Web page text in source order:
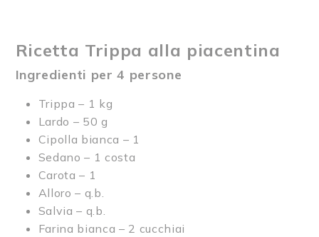
Ricetta Trippa alla piacentina
Ingredienti per 4 persone
Trippa – 1 kg
Lardo – 50 g
Cipolla bianca – 1
Sedano – 1 costa
Carota – 1
Alloro – q.b.
Salvia – q.b.
Farina bianca – 2 cucchiai